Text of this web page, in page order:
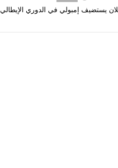
يستضيف إمبولي في الدوري الإيطالي